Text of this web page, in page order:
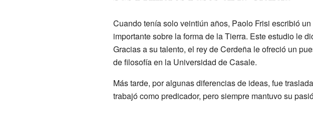
Cuando tenía solo veintiún años, Paolo Frisi escribió
importante sobre la forma de la Tierra. Este estudio le
Gracias a su talento, el rey de Cerdeña le ofreció un
de filosofía en la Universidad de Casale.
Más tarde, por algunas diferencias de ideas, fue
trabajó como predicador, pero siempre mantuvo su